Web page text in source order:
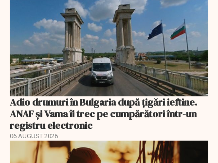
Adio drumuri în Bulgaria după țigări ieftine.
ANAF și Vama îi trec pe cumpărători într-un
registru electronic
06 AUGUST 2026